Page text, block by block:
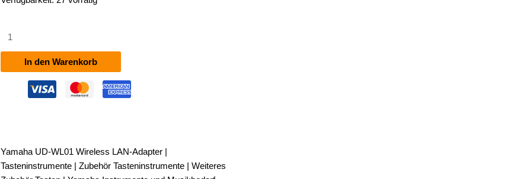
UD-
Wireless
Adapter
In den Warenkorb
Yamaha UD-WL01 Wireless LAN-Adapter |
Tasteninstrumente | Zubehör Tasteninstrumente | Weiteres